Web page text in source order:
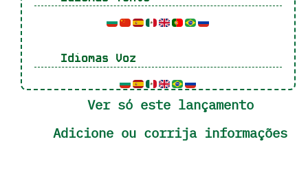
Idiomas Voz
Ver só este lançamento
Adicione ou corrija informações